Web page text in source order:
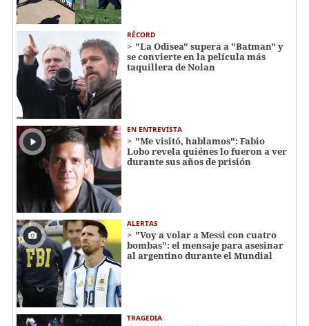
RÉCORD
"La Odisea" supera a "Batman" y
se convierte en la película más
taquillera de Nolan
EN ENTREVISTA
"Me visitó, hablamos": Fabio
Lobo revela quiénes lo fueron a ver
durante sus años de prisión
ALERTAS
"Voy a volar a Messi con cuatro
bombas": el mensaje para asesinar
al argentino durante el Mundial
TRAGEDIA